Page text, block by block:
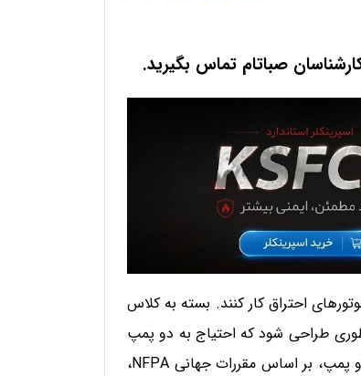
صباتام تماس بگیرید.
احتراق کار کنند. بسته به کلاس
طراحی شود که احتیاج به دو پمپ
آتش نشانی برای تامین آب، مورد نیاز باشد. در صورت استفاده از دو پمپ، بر اساس مقررات جهانی NFPA،